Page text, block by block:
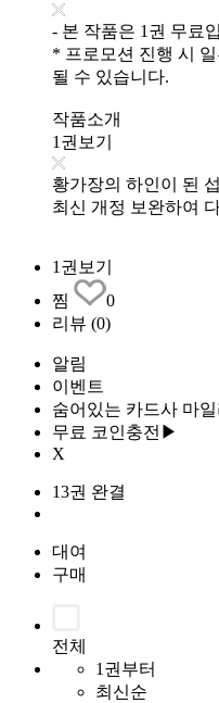
- 본 작품은 1권 무료
* 프로모션 진행 시
될 수 있습니다.
작품소개
1권보기
황가장의 하인이 된
최신 개정 보완하여
1권보기
찜
0
리뷰 (0)
알림
이벤트
숨어있는 카드사 마일
무료 코인충전▶
X
13권 완결
대여
구매
전체
1권부터
최신순